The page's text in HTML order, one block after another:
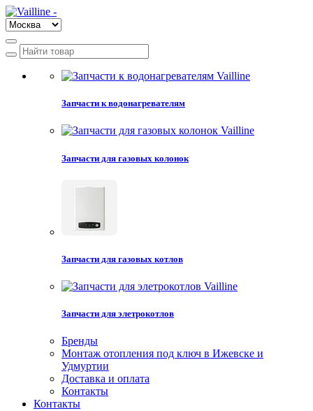
Запчасти к водонагревателям
Запчасти для газовых колонок
Запчасти для газовых котлов
Запчасти для элетрокотлов
Бренды
Монтаж отопления под ключ в Ижевске и
Удмуртии
Доставка и оплата
Контакты
Контакты